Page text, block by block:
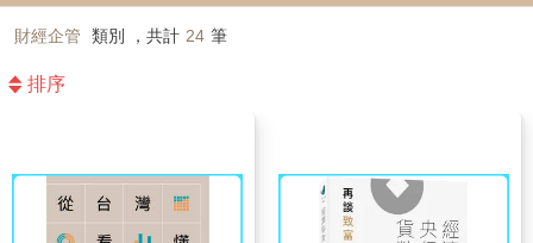
財經企管 類別 ，共計 24 筆
排序